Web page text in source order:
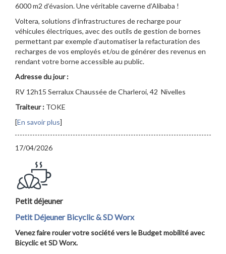
6000 m2 d’évasion. Une véritable caverne d’Alibaba !
Voltera, solutions d’infrastructures de recharge pour
véhicules électriques, avec des outils de gestion de bornes
permettant par exemple d’automatiser la refacturation des
recharges de vos employés et/ou de générer des revenus en
rendant votre borne accessible au public.
Adresse du jour :
RV 12h15 Serralux Chaussée de Charleroi, 42 Nivelles
Traiteur : TOKE
[En savoir plus]
17/04/2026
Petit déjeuner
Petit Déjeuner Bicyclic & SD Worx
Venez faire rouler votre société vers le Budget mobilité avec
Bicyclic et SD Worx.